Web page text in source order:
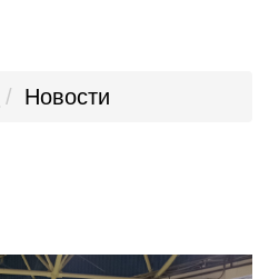
Новости